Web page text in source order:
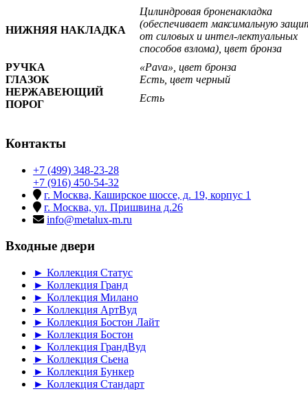
НИЖНЯЯ НАКЛАДКА
Цилиндровая броненакладка
(обеспечивает максимальную
от силовых и интел-лектуальных
способов взлома), цвет бронза
РУЧКА
«Pava» , цвет бронза
ГЛАЗОК
Есть, цвет черный
НЕРЖАВЕЮЩИЙ
ПОРОГ
Есть
Контакты
+7 (499) 348-23-28
+7 (916) 450-54-32
г. Москва, Каширское шоссе, д. 19, корпус 1
г. Москва, ул. Пришвина д.26
info@metalux-m.ru
Входные двери
► Коллекция Статус
► Коллекция Гранд
► Коллекция Милано
► Коллекция АртВуд
► Коллекция Бостон Лайт
► Коллекция Бостон
► Коллекция ГрандВуд
► Коллекция Сьена
► Коллекция Бункер
► Коллекция Стандарт